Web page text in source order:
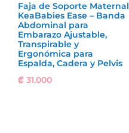
Faja de Soporte Maternal
KeaBabies Ease – Banda
Abdominal para
Embarazo Ajustable,
Transpirable y
Ergonómica para
Espalda, Cadera y Pelvis
₡ 31.000